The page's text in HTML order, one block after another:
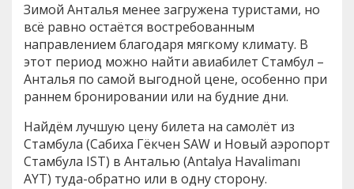
Зимой Анталья менее загружена туристами, но
всё равно остаётся востребованным
направлением благодаря мягкому климату. В
этот период можно найти авиабилет Стамбул –
Анталья по самой выгодной цене, особенно при
раннем бронировании или на будние дни.
Найдём лучшую цену билета на самолёт из
Стамбула (Сабиха Гёкчен SAW и Новый аэропорт
Стамбула IST) в Анталью (Antalya Havalimanı
AYT) туда-обратно или в одну сторону.